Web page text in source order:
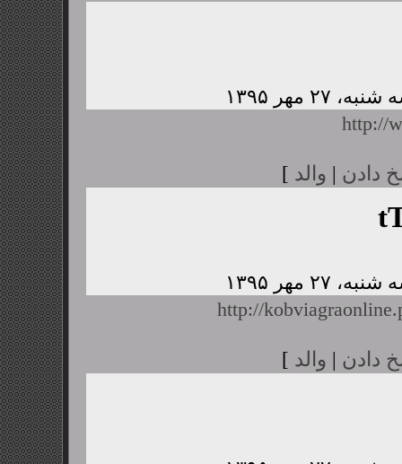
http://
دادن | والد ]
http://
دادن | والد ]